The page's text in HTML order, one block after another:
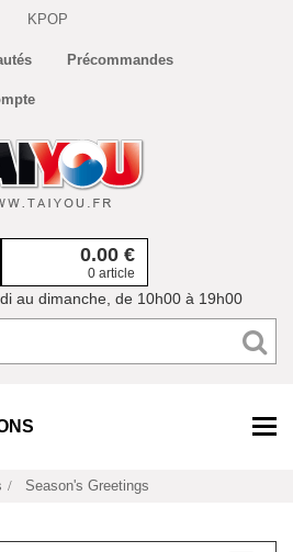
KPOP
Précommandes
0.00 €
0 article
au dimanche, de 10h00 à 19h00
Season's Greetings